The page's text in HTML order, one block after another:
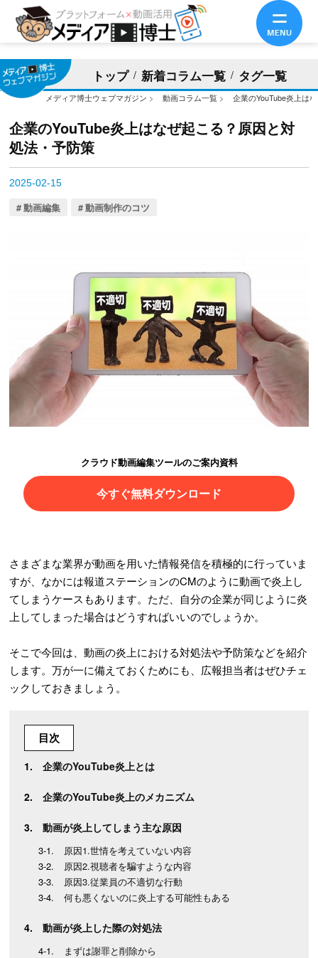
トップ 新着コラム一覧 タグ一覧
メディア博士ウェブマガジン > 動画コラム一覧 > 企業のYouTube炎上は
企業のYouTube炎上はなぜ起こる？原因と対
処法・予防策
2025-02-15
動画編集 動画制作のコツ
クラウド動画編集ツールのご案内資料
今すぐ無料ダウンロード
さまざまな業界が動画を用いた情報発信を積極的に行っていま
すが、なかには報道ステーションのCMのように動画で炎上し
てしまうケースもあります。ただ、自分の企業が同じように炎
上してしまった場合はどうすればいいのでしょうか。
そこで今回は、動画の炎上における対処法や予防策などを紹介
します。万が一に備えておくためにも、広報担当者はぜひチェ
ックしておきましょう。
目次
企業のYouTube炎上とは
企業のYouTube炎上のメカニズム
動画が炎上してしまう主な原因
原因1.世情を考えていない内容
原因2.視聴者を騙すような内容
原因3.従業員の不適切な行動
何も悪くないのに炎上する可能性もある
動画が炎上した際の対処法
まずは謝罪と削除から